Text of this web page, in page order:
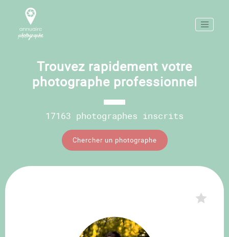
Trouvez rapidement votre
photographe professionnel
17163 photographes inscrits
Chercher un photographe